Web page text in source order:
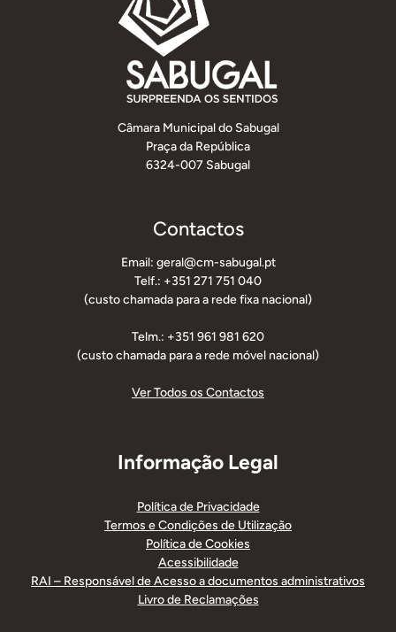
Câmara Municipal do Sabugal
Praça da República
6324-007 Sabugal
Contactos
Email: geral@cm-sabugal.pt
Telf.: +351 271 751 040
(custo chamada para a rede fixa nacional)
Telm.: +351 961 981 620
(custo chamada para a rede móvel nacional)
Ver Todos os Contactos
Informação Legal
Política de Privacidade
Termos e Condições de Utilização
Política de Cookies
Acessibilidade
RAI – Responsável de Acesso a documentos administrativos
Livro de Reclamações